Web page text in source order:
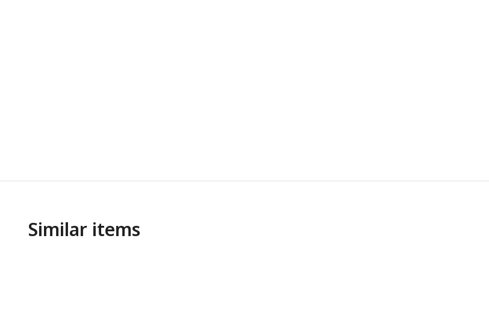
Similar items